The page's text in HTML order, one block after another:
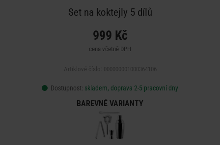
Set na koktejly 5 dílů
999 Kč
cena včetně DPH
Dostupnost: skladem, doprava 2-5 pracovní dny
BAREVNÉ VARIANTY